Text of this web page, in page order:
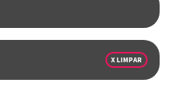
X LIMPAR